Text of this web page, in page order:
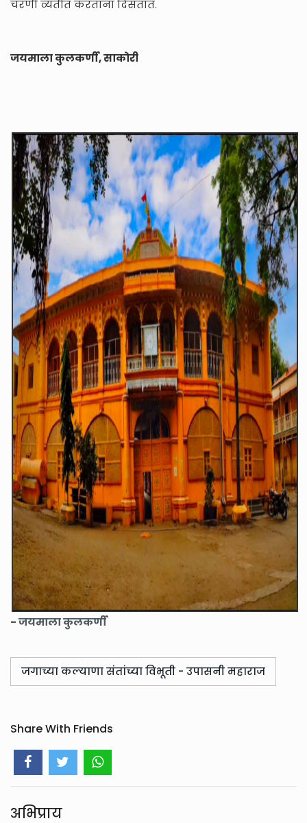
चरणी व्यतीत करताना दिसतात.
जयमाला कुलकर्णी, साकोरी
- जयमाला कुलकर्णी
जगाच्या कल्याणा संतांच्या विभूती - उपासनी महाराज
Share With Friends
अभिप्राय